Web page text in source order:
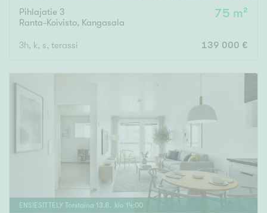
Pihlajatie 3
Ranta-Koivisto, Kangasala
75 m²
3h, k, s, terassi 139 000 €
ENSIESITTELY Torstaina 13. 8 . klo 14:00